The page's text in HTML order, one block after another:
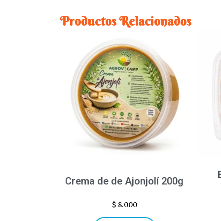
Productos Relacionados
Crema de de Ajonjolí 200g
$ 8.000